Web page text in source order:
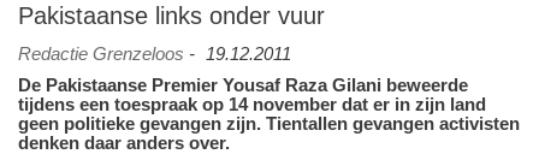
Pakistaanse links onder vuur
Redactie Grenzeloos - 19.12.2011
De Pakistaanse Premier Yousaf Raza Gilani beweerde
tijdens een toespraak op 14 november dat er in zijn land
geen politieke gevangen zijn. Tientallen gevangen activisten
denken daar anders over.